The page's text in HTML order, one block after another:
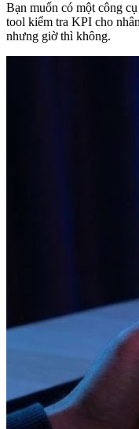
Bạn muốn có một công
tool kiểm tra KPI cho
nhưng giờ thì không.